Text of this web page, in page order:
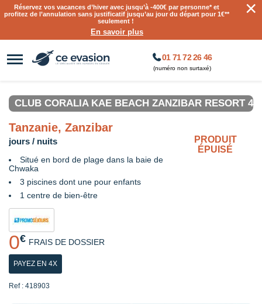
Réservez vos vacances d’hiver avec jusqu’à-400€ par personne* et
profitez de l’annulation sans justificatif jusqu’au jour du départ pour 1€**
seulement !
En savoir plus
×
01 71 72 26 46
(numéro non surtaxé)
CLUB CORALIA KAE BEACH ZANZIBAR RESORT 4*
Tanzanie, Zanzibar
jours / nuits
Situé en bord de plage dans la baie de
Chwaka
3 piscines dont une pour enfants
1 centre de bien-être
0€ FRAIS DE DOSSIER
PAYEZ EN 4X
Ref : 418903
PRODUIT
ÉPUISÉ